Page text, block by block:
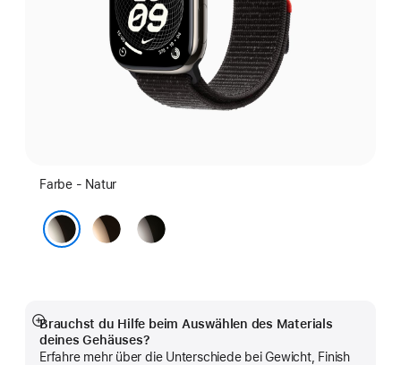
Farbe - Natur
Gold Schiefer
Brauchst du Hilfe beim Auswählen des Materials
deines Gehäuses?
Erfahre mehr über die Unterschiede bei Gewicht, Finish
Mehr
anzeigen